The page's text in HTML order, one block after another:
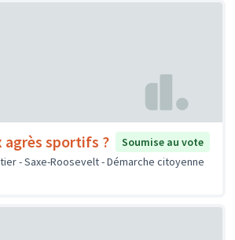
agrès sportifs ?
Soumise au vote
- Saxe-Roosevelt - Démarche citoyenne